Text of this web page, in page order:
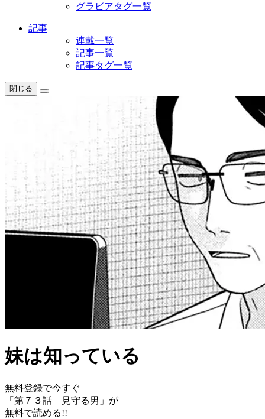
グラビアタグ一覧
記事
連載一覧
記事一覧
記事タグ一覧
閉じる
妹は知っている
無料登録で今すぐ
「 第７３話 見守る男 」が
無料で読める!!